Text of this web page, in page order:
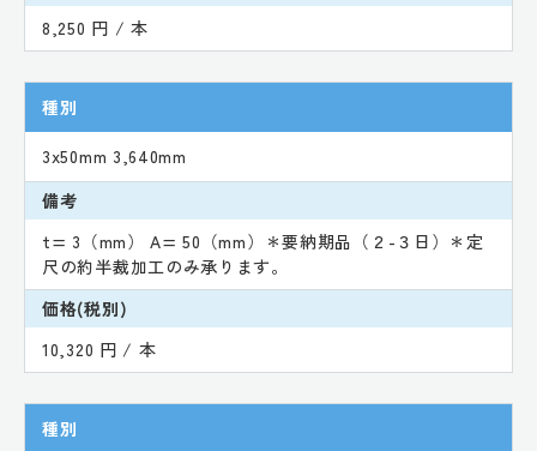
8,250 円 / 本
種別
3x50mm 3,640mm
備考
t= 3（mm） A= 50（mm）＊要納期品（２-３日）＊定
尺の約半裁加工のみ承ります。
価格(税別)
10,320 円 / 本
種別